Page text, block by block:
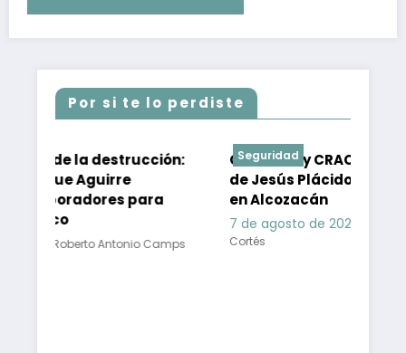
Por si te lo perdiste
para
Antonio Camps
Seguridad
CIPOG-EZ y CRAC-PF exigen la
de Jesús Plácido durante asamblea
en Alcozacán
7 de agosto de 2026
Roberto Antonio
Cortés